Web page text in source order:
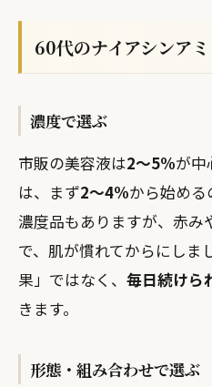
60代のナイアシンア
濃度で選ぶ
市販の美容液は2〜5%が中
は、まず2〜4%から始め
濃度品もありますが、赤み
で、肌が慣れてからにしま
果」ではなく、 毎日続けら
きます。
形態・組み合わせで選ぶ